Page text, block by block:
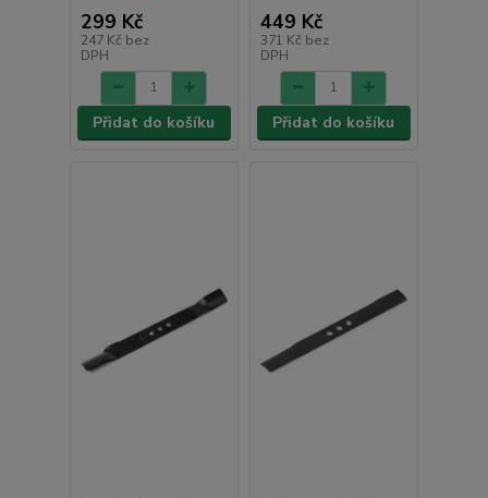
299 Kč
247 Kč bez
DPH
Přidat do košíku
449 Kč
371 Kč bez
DPH
Přidat do košíku